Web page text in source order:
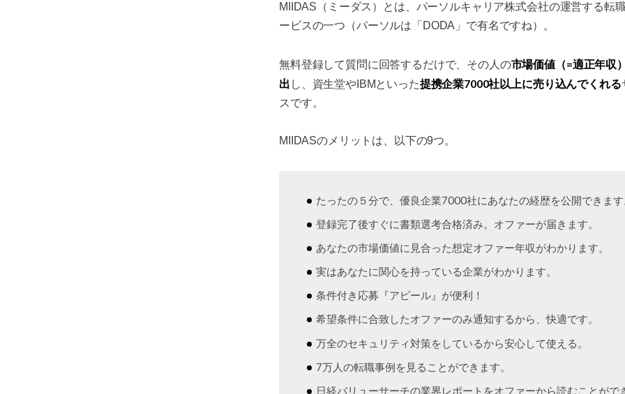
MIIDAS（ミーダス）とは、パーソルキャリア株式会社の運営する転
ービスの一つ（パーソルは「DODA」で有名ですね）。
無料登録して質問に回答するだけで、その人の市場価値（=適正年収
出 し、資生堂やIBMといった提携企業7000社以上に売り込んでくれる
スです。
MIIDASのメリットは、以下の9つ。
たったの５分で、優良企業7000社にあなたの経歴を公開できま
登録完了後すぐに書類選考合格済み。オファーが届きます。
あなたの市場価値に見合った想定オファー年収がわかります。
実はあなたに関心を持っている企業がわかります。
条件付き応募『アピール』が便利！
希望条件に合致したオファーのみ通知するから、快適です。
万全のセキュリティ対策をしているから安心して使える。
7万人の転職事例を見ることができます。
日経バリューサーチの業界レポートをオファーから読むことがで